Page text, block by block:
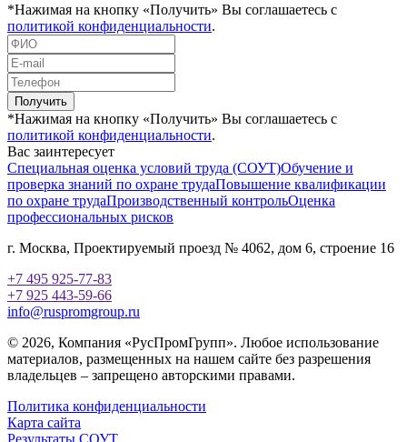
*Нажимая на кнопку «Получить» Вы соглашаетесь с
политикой конфиденциальности.
Получить
*Нажимая на кнопку «Получить» Вы соглашаетесь с
политикой конфиденциальности.
Вас заинтересует
Специальная оценка условий труда (СОУТ)Обучение и
проверка знаний по охране трудаПовышение квалификации
по охране трудаПроизводственный контрольОценка
профессиональных рисков
г. Москва, Проектируемый проезд № 4062, дом 6, строение 16
+7 495 925-77-83
+7 925 443-59-66
info@ruspromgroup.ru
© 2026, Компания «РусПромГрупп». Любое использование
материалов, размещенных на нашем сайте без разрешения
владельцев – запрещено авторскими правами.
Политика конфиденциальности
Карта сайта
Результаты СОУТ